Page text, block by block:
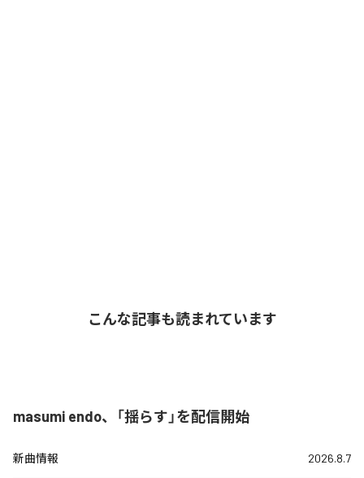
こんな記事も読まれています
masumi endo、「揺らす」を配信開始
新曲情報 2026.8.7